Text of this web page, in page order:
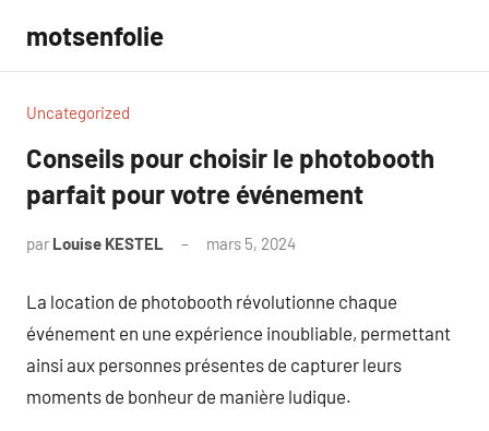
contenu
motsenfolie
Uncategorized
Conseils pour choisir le photobooth
parfait pour votre événement
par Louise KESTEL mars 5, 2024
La location de photobooth révolutionne chaque
événement en une expérience inoubliable, permettant
ainsi aux personnes présentes de capturer leurs
moments de bonheur de manière ludique.